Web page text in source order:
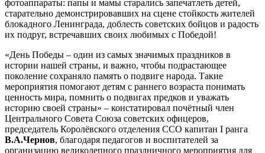
фотоаппараты: папы и мамы старались запечатлеть детей,
старательно демонстрировавших на сцене стойкость жителей
блокадного Ленинграда, доблесть советских бойцов и радость
их подруг, встречавших своих любимых с Победой!
«День Победы – один из самых значимых праздников в
истории нашей страны, и важно, чтобы подрастающее
поколение сохраняло память о подвиге народа. Такие
мероприятия помогают детям с раннего возраста понимать
ценность мира, помнить о подвигах предков и уважать
историю своей страны» – констатировал почётный член
Центрального Совета Союза советских офицеров,
председатель Королёвского отделения ССО капитан I ранга
В.А.Чернов, благодаря педагогов и воспитателей за
организацию великолепного праздничного мероприятия для